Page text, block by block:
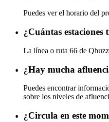
Puedes ver el horario del
¿Cuántas
La línea o ruta 66 de
¿Hay mucha
Puedes encontrar
sobre los niveles de
¿Circula en este